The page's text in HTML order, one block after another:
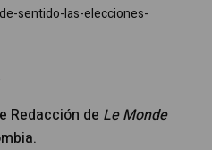
sentido-las-elecciones-
Redacción de Le Monde